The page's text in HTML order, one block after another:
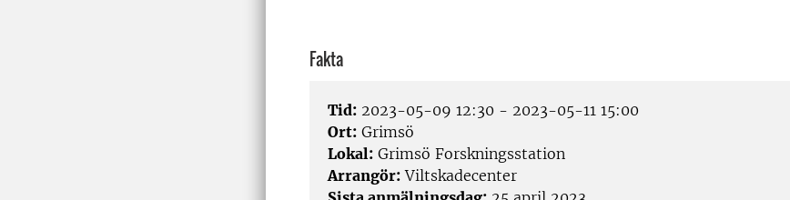
Fakta
Tid: 2023-05-09 12:30 - 2023-05-11 15:00
Ort: Grimsö
Lokal: Grimsö Forskningsstation
Arrangör: Viltskadecenter